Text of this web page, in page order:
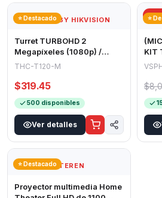
⭐ Destacado
HILOOK BY HIKVISION
Turret TURBOHD 2
Megapíxeles (1080p) /
Lente 2.8 mm / 20 mts IR
THC-T120-M
$319.45
500 disponibles
Ver detalles
-
⭐
KIT
⭐ DestacadoSTEREN
Proyector multimedia Home